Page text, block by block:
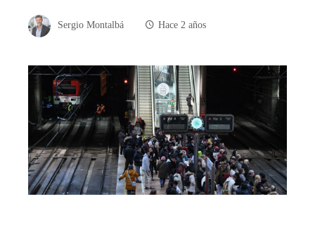
Sergio Montalbá Hace 2 años